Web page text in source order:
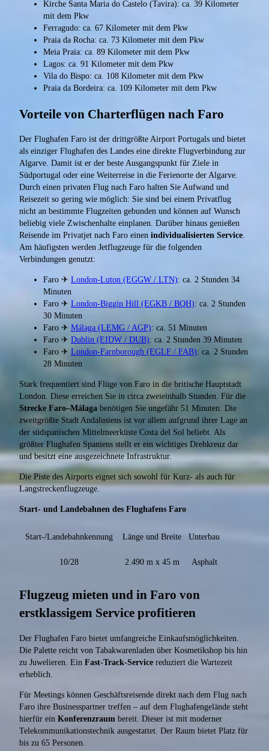
Kirche Santa Maria do Castelo (Tavira): ca. 39 Kilometer
mit dem Pkw
Ferragudo: ca. 67 Kilometer mit dem Pkw
Praia da Rocha: ca. 73 Kilometer mit dem Pkw
Meia Praia: ca. 89 Kilometer mit dem Pkw
Lagos: ca. 91 Kilometer mit dem Pkw
Vila do Bispo: ca. 108 Kilometer mit dem Pkw
Praia da Bordeira: ca. 109 Kilometer mit dem Pkw
Vorteile von Charterflügen nach Faro
Der Flughafen Faro ist der drittgrößte Airport Portugals und bietet
als einziger Flughafen des Landes eine direkte Flugverbindung zur
Algarve. Damit ist er der beste Ausgangspunkt für Ziele in
Südportugal oder eine Weiterreise in die Ferienorte der Algarve.
Durch einen privaten Flug nach Faro halten Sie Aufwand und
Reisezeit so gering wie möglich: Sie sind bei einem Privatflug
nicht an bestimmte Flugzeiten gebunden und können auf Wunsch
beliebig viele Zwischenhalte einplanen. Darüber hinaus genießen
Reisende im Privatjet nach Faro einen individualisierten Service.
Am häufigsten werden Jetflugzeuge für die folgenden
Verbindungen genutzt:
Faro ✈ London-Luton (EGGW / LTN): ca. 2 Stunden 34
Minuten
Faro ✈ London-Biggin Hill (EGKB / BQH): ca. 2 Stunden
30 Minuten
Faro ✈ Málaga (LEMG / AGP): ca. 51 Minuten
Faro ✈ Dublin (EIDW / DUB): ca. 2 Stunden 39 Minuten
Faro ✈ London-Farnborough (EGLF / FAB): ca. 2 Stunden
28 Minuten
Stark frequentiert sind Flüge von Faro in die britische Hauptstadt
London. Diese erreichen Sie in circa zweieinhalb Stunden. Für die
Strecke Faro–Málaga benötigen Sie ungefähr 51 Minuten. Die
zweitgrößte Stadt Andalusiens ist vor allem aufgrund ihrer Lage an
der südspanischen Mittelmeerküste Costa del Sol beliebt. Als
größter Flughafen Spaniens stellt er ein wichtiges Drehkreuz dar
und besitzt eine ausgezeichnete Infrastruktur.
Die Piste des Airports eignet sich sowohl für Kurz- als auch für
Langstreckenflugzeuge.
Start- und Landebahnen des Flughafens Faro
Start-/Landebahnkennung Länge und Breite Unterbau
10/28 2.490 m x 45 m Asphalt
Flugzeug mieten und in Faro von
erstklassigem Service profitieren
Der Flughafen Faro bietet umfangreiche Einkaufsmöglichkeiten.
Die Palette reicht von Tabakwarenladen über Kosmetikshop bis hin
zu Juwelieren. Ein Fast-Track-Service reduziert die Wartezeit
erheblich.
Für Meetings können Geschäftsreisende direkt nach dem Flug nach
Faro ihre Businesspartner treffen – auf dem Flughafengelände steht
hierfür ein Konferenzraum bereit. Dieser ist mit moderner
Telekommunikationstechnik ausgestattet. Der Raum bietet Platz für
bis zu 65 Personen.